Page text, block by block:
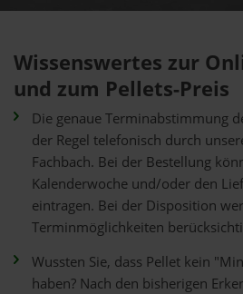
Wissenswertes zur
und zum Pellets-Preis
Die genaue Terminabstimmung
der Regel telefonisch durch
Fachbach. Bei der Bestellung
Kalenderwoche und/oder den
eintragen. Bei der Disposition
Terminmöglichkeiten
Wussten Sie, dass Pellet kein
haben? Nach den bisherigen